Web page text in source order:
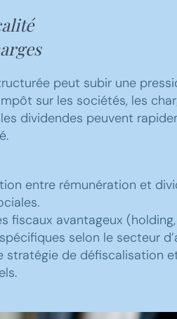
peut subir une
sur les sociétés, les
dividendes peuvent
entre rémunération et
fiscaux avantageux
selon le secteur
stratégie de défiscalisation